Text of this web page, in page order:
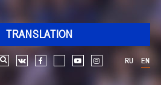
TRANSLATION
RU EN
Search vk facebook youtube instagram